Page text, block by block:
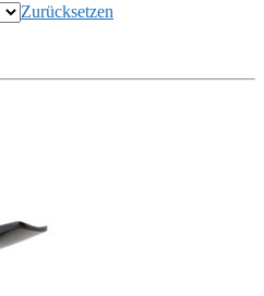
Zurücksetzen